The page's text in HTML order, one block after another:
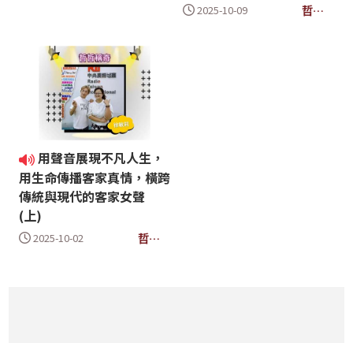
2025-10-09
哲哲
用聲音展現不凡人生，
用生命傳播客家真情，橫跨
傳統與現代的客家女聲
(上)
2025-10-02
哲哲